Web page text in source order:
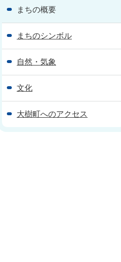
まちの概要
まちのシンボル
自然・気象
文化
大樹町へのアクセス